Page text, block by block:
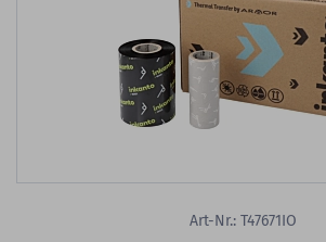
Art-Nr.: T47671IO